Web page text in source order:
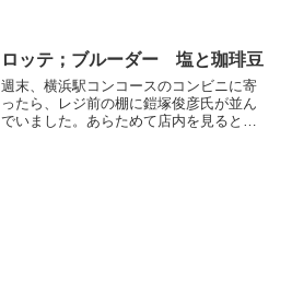
ほどよい苦みが魅...
ロッテ；ブルーダー 塩と珈琲豆
週末、横浜駅コンコースのコンビニに寄
ったら、レジ前の棚に鎧塚俊彦氏が並ん
でいました。あらためて店内を見ると、